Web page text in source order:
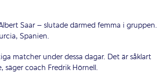
Saar – slutade därmed femma i gruppen.
Spanien.
matcher under dessa dagar. Det är såklart
coach Fredrik Hörnell.